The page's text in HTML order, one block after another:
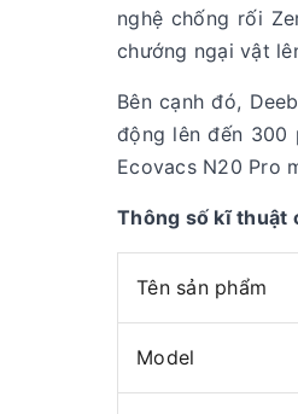
nghệ chống rối
chướng ngại vật
Bên cạnh đó,
động lên đến 300
Ecovacs N20 Pro
Thông số kĩ thuật
Tên sản phẩm
Model